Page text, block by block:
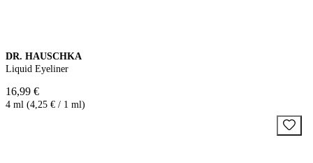
DR. HAUSCHKA
Liquid Eyeliner
16,99 €
4 ml (4,25 € / 1 ml)